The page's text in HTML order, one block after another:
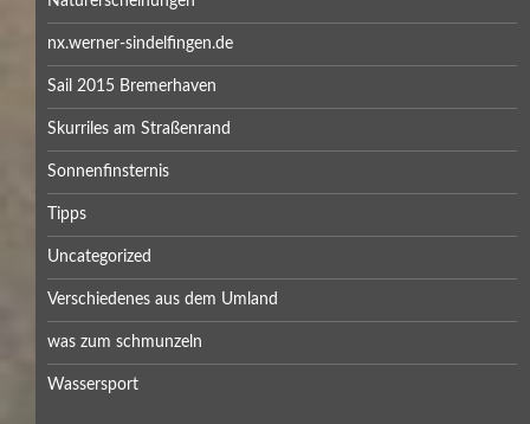
nx.werner-sindelfingen.de
Sail 2015 Bremerhaven
Skurriles am Straßenrand
Sonnenfinsternis
Tipps
Uncategorized
Verschiedenes aus dem Umland
was zum schmunzeln
Wassersport